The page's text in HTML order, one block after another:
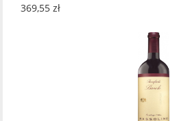
369,55 zł